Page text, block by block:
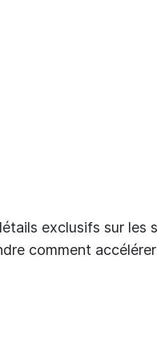
exclusifs sur les
comment